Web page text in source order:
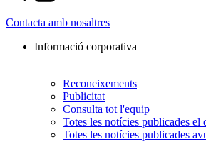
Contacta amb nosaltres
Informació corporativa
Reconeixements
Publicitat
Consulta tot l'equip
Totes les notícies publicades
Totes les notícies publicades